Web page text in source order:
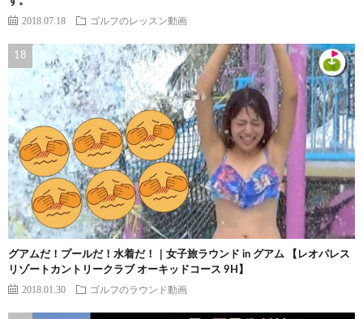
2018.07.18 ゴルフのレッスン動画
グアムだ！プールだ！水着だ！｜女子旅ラウンド in グアム 【レオパレス
リゾートカントリークラブ オーキッドコース 9H】
2018.01.30 ゴルフのラウンド動画